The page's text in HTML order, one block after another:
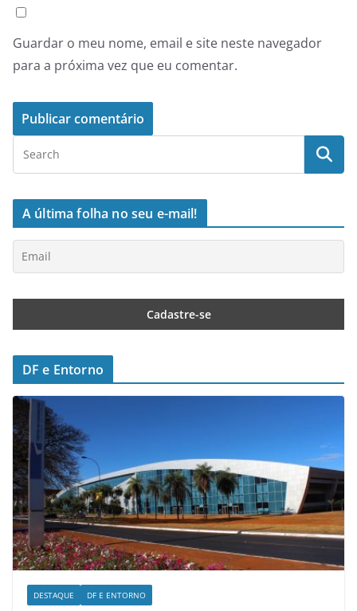
Guardar o meu nome, email e site neste navegador
para a próxima vez que eu comentar.
A última folha no seu e-mail!
DF e Entorno
DESTAQUE DF E ENTORNO